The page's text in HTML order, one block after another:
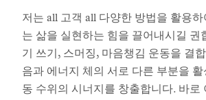
저는 all 고객 all 다양한 방법을 활용
는 삶을 실현하는 힘을 끌어내시길 권
기 쓰기, 스머징, 마음챙김 운동을 결
음과 에너지 체의 서로 다른 부분을
동 수위의 시너지를 창출합니다. 바로